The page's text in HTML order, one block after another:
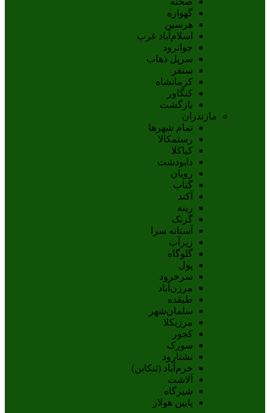
گهواره
هرسین
اسلام‌‌آباد غرب
جوانرود
سرپل ذهاب
سنقر
کرمانشاه
کنگاور
بازگشت
مازندران
تمام شهر‌ها
رستمکالا
کیاکلا
دابودشت
رویان
گتاب
آکند
رینه
گزنک
آستانه سرا
زیرآب
گلوگاه
پول
سرخرود
مرزن‌آباد
طبقده
سلمان‌شهر
مرزیکلا
کجور
سورک
نشتارود
خرم‌آباد (تنکابن)
آلاشت
شیرگاه
پایین هولار